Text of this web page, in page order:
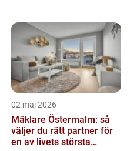
02 maj 2026
Mäklare Östermalm: så
väljer du rätt partner för
en av livets största